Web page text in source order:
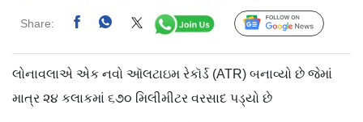
Share: Follow Us
લોનાવલાએ એક નવો ઑલટાઇમ રેકૉર્ડ (ATR) બનાવ્યો છે જેમાં
માત્ર ૨૪ કલાકમાં ૬૭૦ મિલીમીટર વરસાદ પડ્યો છે